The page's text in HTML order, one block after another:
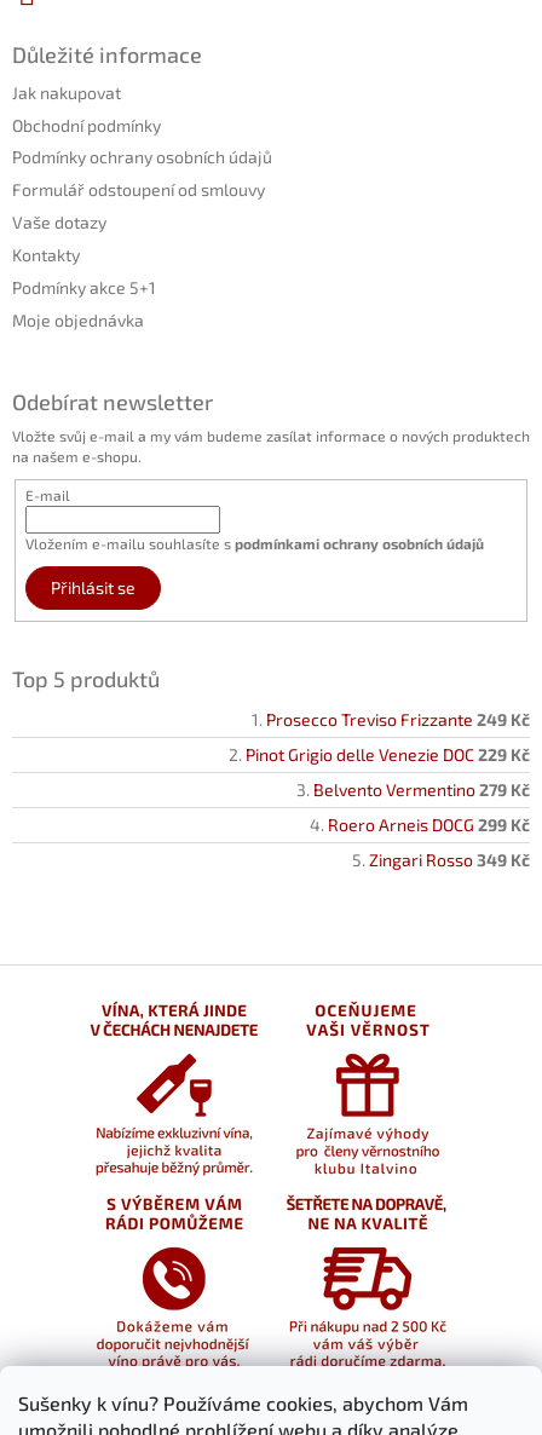
Sušenky k vínu? Používáme cookies, abychom Vám
umožnili pohodlné prohlížení webu a díky analýze
Důležité informace
Jak nakupovat
Obchodní podmínky
Podmínky ochrany osobních údajů
Formulář odstoupení od smlouvy
Vaše dotazy
Kontakty
Podmínky akce 5+1
Moje objednávka
Odebírat newsletter
Vložte svůj e-mail a my vám budeme zasílat informace o nových produktech
na našem e-shopu.
E-mail
Vložením e-mailu souhlasíte s podmínkami ochrany osobních údajů
Přihlásit se
Top 5 produktů
Prosecco Treviso Frizzante 249 Kč
Pinot Grigio delle Venezie DOC229 Kč
Belvento Vermentino279 Kč
Roero Arneis DOCG 299 Kč
Zingari Rosso349 Kč